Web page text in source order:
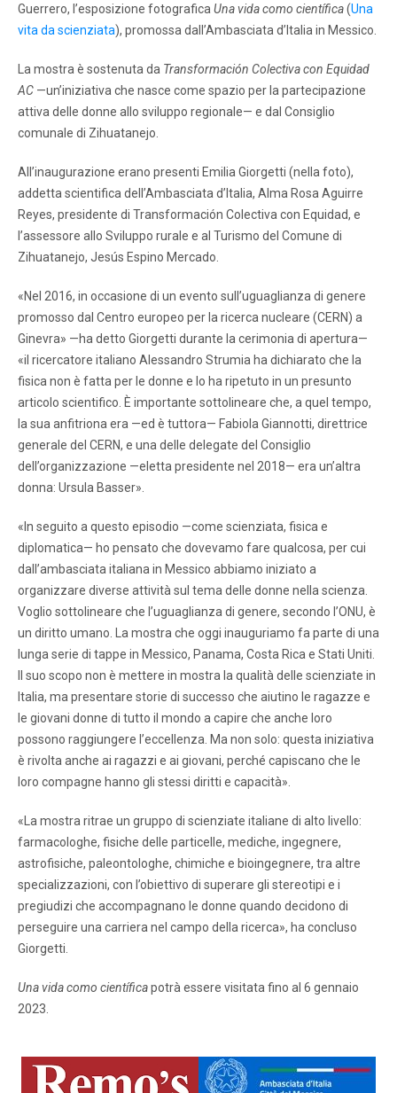
Guerrero, l’esposizione fotografica Una vida como científica(Una
vita da scienziata), promossa dall’Ambasciata d’Italia in Messico.
La mostra è sostenuta da Transformación Colectiva con Equidad
AC —un’iniziativa che nasce come spazio per la partecipazione
attiva delle donne allo sviluppo regionale— e dal Consiglio
comunale di Zihuatanejo.
All’inaugurazione erano presenti Emilia Giorgetti (nella foto),
addetta scientifica dell’Ambasciata d’Italia, Alma Rosa Aguirre
Reyes, presidente di Transformación Colectiva con Equidad, e
l’assessore allo Sviluppo rurale e al Turismo del Comune di
Zihuatanejo, Jesús Espino Mercado.
«Nel 2016, in occasione di un evento sull’uguaglianza di genere
promosso dal Centro europeo per la ricerca nucleare (CERN) a
Ginevra» —ha detto Giorgetti durante la cerimonia di apertura—
«il ricercatore italiano Alessandro Strumia ha dichiarato che la
fisica non è fatta per le donne e lo ha ripetuto in un presunto
articolo scientifico. È importante sottolineare che, a quel tempo,
la sua anfitriona era —ed è tuttora— Fabiola Giannotti, direttrice
generale del CERN, e una delle delegate del Consiglio
dell’organizzazione —eletta presidente nel 2018— era un’altra
donna: Ursula Basser».
«In seguito a questo episodio —come scienziata, fisica e
diplomatica— ho pensato che dovevamo fare qualcosa, per cui
dall’ambasciata italiana in Messico abbiamo iniziato a
organizzare diverse attività sul tema delle donne nella scienza.
Voglio sottolineare che l’uguaglianza di genere, secondo l’ONU, è
un diritto umano. La mostra che oggi inauguriamo fa parte di una
lunga serie di tappe in Messico, Panama, Costa Rica e Stati Uniti.
Il suo scopo non è mettere in mostra la qualità delle scienziate in
Italia, ma presentare storie di successo che aiutino le ragazze e
le giovani donne di tutto il mondo a capire che anche loro
possono raggiungere l’eccellenza. Ma non solo: questa iniziativa
è rivolta anche ai ragazzi e ai giovani, perché capiscano che le
loro compagne hanno gli stessi diritti e capacità».
«La mostra ritrae un gruppo di scienziate italiane di alto livello:
farmacologhe, fisiche delle particelle, mediche, ingegnere,
astrofisiche, paleontologhe, chimiche e bioingegnere, tra altre
specializzazioni, con l’obiettivo di superare gli stereotipi e i
pregiudizi che accompagnano le donne quando decidono di
perseguire una carriera nel campo della ricerca», ha concluso
Giorgetti.
Una vida como científicapotrà essere visitata fino al 6 gennaio
2023.